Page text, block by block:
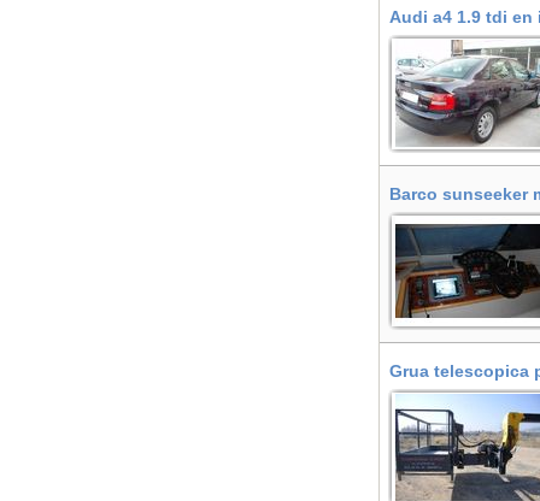
Audi a4 1.9 tdi
Barco sunseeker
Grua telescopica